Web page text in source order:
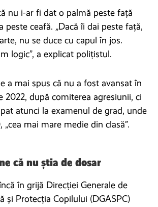
nu i-ar fi dat o palmă peste față
peste ceafă. „Dacă îi dai peste față,
nu se duce cu capul în jos.
logic”, a explicat polițistul.
a mai spus că nu a fost avansat în
2022, după comiterea agresiunii, ci
atunci la examenul de grad, unde
mai mare medie din clasă”.
că nu știa de dosar
în grijă Direcției Generale de
și Protecția Copilului (DGASPC)